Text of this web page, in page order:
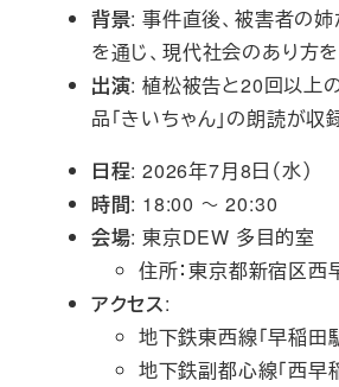
背景: 事件直後、被害者の
を通じ、現代社会のあり方
出演: 植松被告と20回以上の
品「きいちゃん」の朗読が収
日程: 2026年7月8日（水）
時間: 18:00 ～ 20:30
会場: 東京DEW 多目的室
住所：東京都新宿区
アクセス:
地下鉄東西線「早稲田
地下鉄副都心線「西早